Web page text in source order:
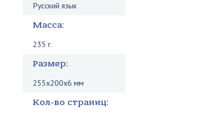
Русский язык
Масса:
235 г.
Размер:
255x200x6 мм
Кол-во страниц: